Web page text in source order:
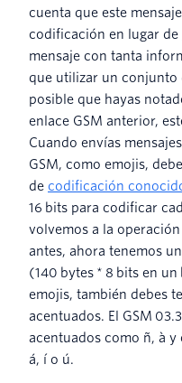
cuenta que este
codificación en lugar de
mensaje con tanta
que utilizar un conjunto
posible que hayas
enlace GSM anterior,
Cuando envías
GSM, como emojis,
de codificación
16 bits para codificar
volvemos a la
antes, ahora tenemos
(140 bytes * 8 bits en
emojis, también debes
acentuados. El GSM
acentuados como ñ, à
á, í o ú.